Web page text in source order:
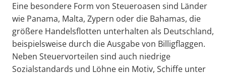
Eine besondere Form von Steueroasen sind Länder
wie Panama, Malta, Zypern oder die Bahamas, die
größere Handelsflotten unterhalten als Deutschland,
beispielsweise durch die Ausgabe von Billigflaggen.
Neben Steuervorteilen sind auch niedrige
Sozialstandards und Löhne ein Motiv, Schiffe unter